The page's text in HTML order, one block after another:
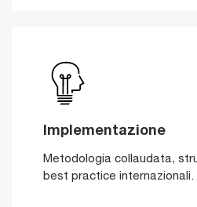
Implementazione
Metodologia collaudata,
best practice internazionali.